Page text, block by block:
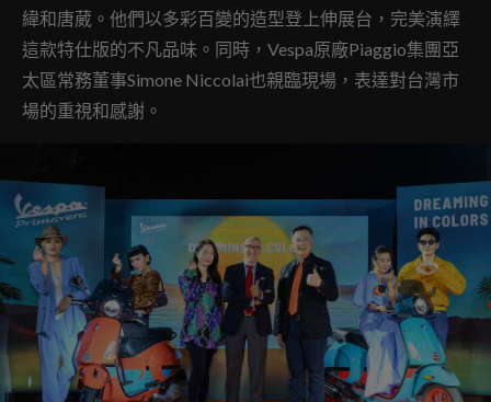
緯和唐葳。他們以多彩百變的造型登上伸展台，完美演繹
這款特仕版的不凡品味。同時，Vespa原廠Piaggio集團亞
太區常務董事Simone Niccolai也親臨現場，表達對台灣市
場的重視和感謝。